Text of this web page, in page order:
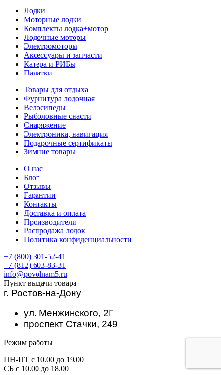
Лодки
Моторные лодки
Комплекты лодка+мотор
Лодочные моторы
Электромоторы
Аксессуары и запчасти
Катера и РИБы
Палатки
Товары для отдыха
Фурнитура лодочная
Велосипеды
Рыболовные снасти
Снаряжение
Электроника, навигация
Подарочные сертификаты
Зимние товары
О нас
Блог
Отзывы
Гарантии
Контакты
Доставка и оплата
Производители
Распродажа лодок
Политика конфиденциальности
+7 (800) 301-52-41
+7 (812) 603-83-31
info@povolnam5.ru
Пункт выдачи товара
г. Ростов-на-Дону
ул. Менжинского, 2Г
проспект Стачки, 249
Режим работы
ПН-ПТ с 10.00 до 19.00
СБ с 10.00 до 18.00